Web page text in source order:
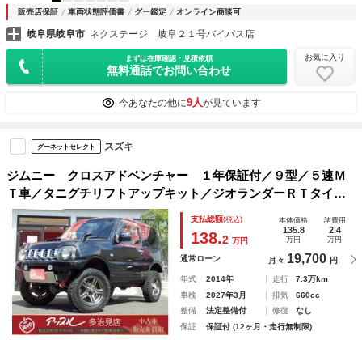
販売店保証 車両状態評価書 グー鑑定 オンライン商談可
岐阜県岐阜市 ネクステージ 岐阜２１号バイパス店
まずは在庫確認・見積依頼
無料通話でお問い合わせ
お気に入り
今あなたの他に9人が見ています
グーネットセレクト スズキ
ジムニー クロスアドベンチャー １年保証付／９型／５速Ｍ
Ｔ車／タニグチリフトアップキット／ジオランダーＲＴタイヤ
／ショートバンパー／ＬＥＤテールランプ／社外ナビ／フルセ
グＴＶ／ＥＴＣ／シートヒーター／ステアリングダンパー／Ｌ
ＥＤヘッ
支払総額(税込)
138.2 万円
本体価格
135.8
万円
諸費用
2.4
万円
通常ローン 月々 19,700 円
年式 2014年 走行
7.3万km
車検
2027年3月 排気
660cc
整備
法定整備付 修復
なし
保証
保証付 (12ヶ月・走行無制限)